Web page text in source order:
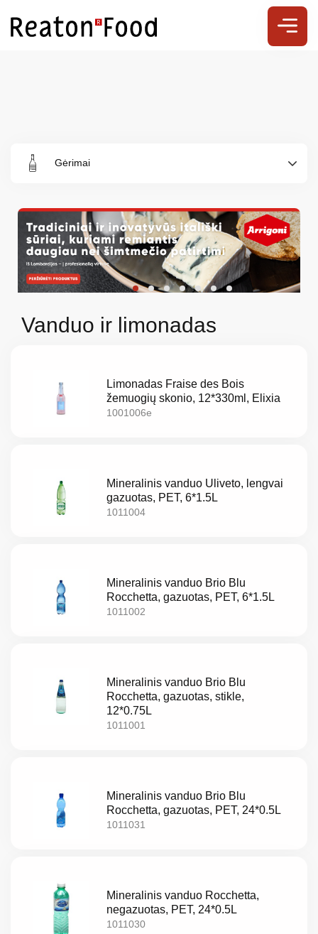
Gėrimai
Vanduo ir limonadas
Limonadas Fraise des Bois
žemuogių skonio, 12*330ml, Elixia
1001006e
Mineralinis vanduo Uliveto, lengvai
gazuotas, PET, 6*1.5L
1011004
Mineralinis vanduo Brio Blu
Rocchetta, gazuotas, PET, 6*1.5L
1011002
Mineralinis vanduo Brio Blu
Rocchetta, gazuotas, stikle,
12*0.75L
1011001
Mineralinis vanduo Brio Blu
Rocchetta, gazuotas, PET, 24*0.5L
1011031
Mineralinis vanduo Rocchetta,
negazuotas, PET, 24*0.5L
1011030
Apie
Akcijos
Naujienos